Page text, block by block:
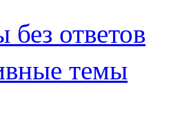
без ответов
темы